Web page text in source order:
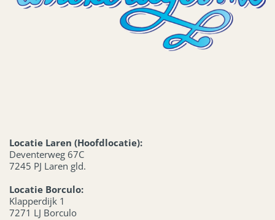
Locatie Laren (Hoofdlocatie):
Deventerweg 67C
7245 PJ Laren gld.
Locatie Borculo:
Klapperdijk 1
7271 LJ Borculo